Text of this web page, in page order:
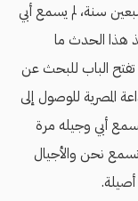
سنة، لم يسمع أبي
هذا الحدث ما
الباب للبحث عن
المصرية للوصول إلى
أبي وجيله مرة
نحن والأجيال